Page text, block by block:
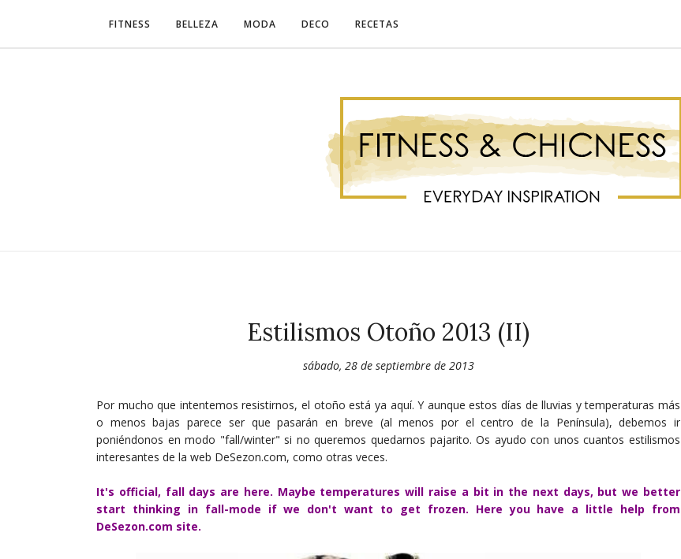
FITNESS BELLEZA MODA DECO RECETAS
Estilismos Otoño 2013 (II)
sábado, 28 de septiembre de 2013
Por mucho que intentemos resistirnos, el otoño está ya aquí. Y aunque estos días de lluvias y temperaturas más
o menos bajas parece ser que pasarán en breve (al menos por el centro de la Península), debemos ir
poniéndonos en modo "fall/winter" si no queremos quedarnos pajarito. Os ayudo con unos cuantos estilismos
interesantes de la web DeSezon.com, como otras veces.
It's official, fall days are here. Maybe temperatures will raise a bit in the next days, but we better
start thinking in fall-mode if we don't want to get frozen. Here you have a little help from
DeSezon.com site.